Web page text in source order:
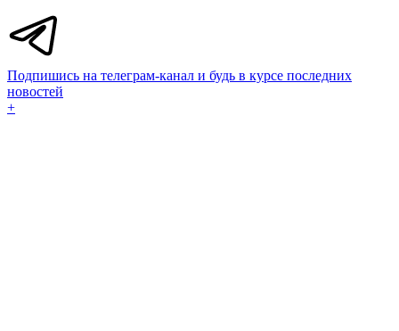
Подпишись на телеграм-канал и будь в курсе последних
новостей
+